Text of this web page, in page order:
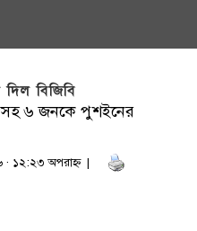
বিজিবি
৬ জনকে পুশইনের
১২:২৩ অপরাহ্ণ